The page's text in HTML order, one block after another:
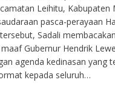
Leihitu, Kabupaten
pasca-perayaan
Sadali
Gubernur Hendrik
agenda kedinasan yang
kepada seluruh…